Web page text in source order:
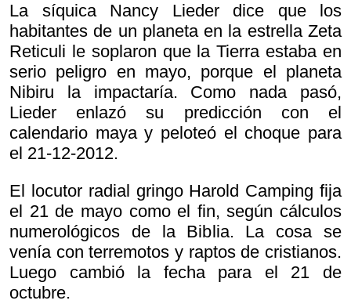
La síquica Nancy Lieder dice que los
habitantes de un planeta en la estrella Zeta
Reticuli le soplaron que la Tierra estaba en
serio peligro en mayo, porque el planeta
Nibiru la impactaría. Como nada pasó,
Lieder enlazó su predicción con el
calendario maya y peloteó el choque para
el 21-12-2012.
El locutor radial gringo Harold Camping fija
el 21 de mayo como el fin, según cálculos
numerológicos de la Biblia. La cosa se
venía con terremotos y raptos de cristianos.
Luego cambió la fecha para el 21 de
octubre.